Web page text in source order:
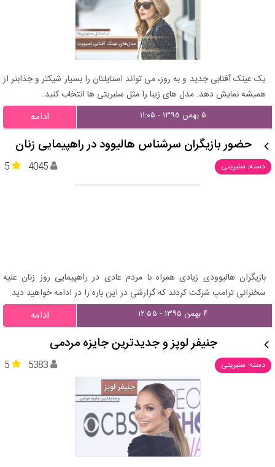
یک عینک آفتابی جدید و به روز، می تواند استایلتان را بسیار شیکتر و جذابتر از
همیشه نمایش دهد. مدل های زیبا را مثل سلبریتی ها انتخاب کنید.
۵ بهمن ۱۳۹۵ - ۱۱:۰۵ ادامه
حضور بازیگران سرشناس هالیوود در راهپیمایی زنان
دسته: سلبریتی 5 4045
بازیگران هالیوودی زیادی همراه با مردم عادی در راهپیمایی روز زنان علیه
سخنرانی ترامپ شرکت کردند که گزارشی در این باره را در ادامه خواهید دید.
۴ بهمن ۱۳۹۵ - ۱۲:۵۵ ادامه
جنیفر لوپز و جدیدترین جایزه مردمی
دسته: سلبریتی 5 5383